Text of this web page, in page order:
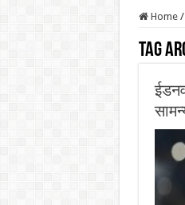
Home /
Tag